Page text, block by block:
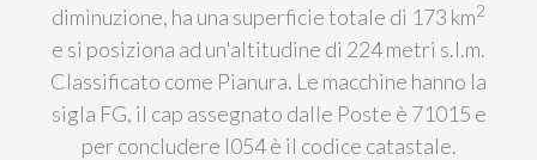
diminuzione, ha una superficie totale di 173 km2
e si posiziona ad un'altitudine di 224 metri s.l.m.
Classificato come Pianura. Le macchine hanno la
sigla FG, il cap assegnato dalle Poste è 71015 e
per concludere I054 è il codice catastale.